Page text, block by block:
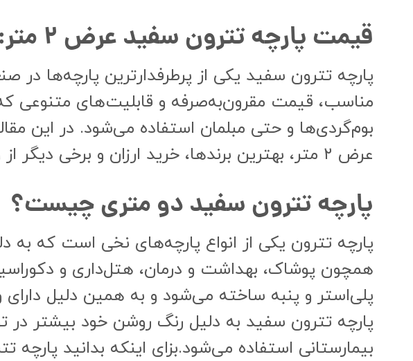
قیمت پارچه تترون سفید عرض ۲ متر: ۶۶۰۰۰ تومان
پارچه تترون سفید یکی از پرطرفدارترین پارچه‌ها
مناسب، قیمت مقرون‌به‌صرفه و قابلیت‌های متنوعی که
بوم‌گردی‌ها و حتی مبلمان استفاده می‌شود. در این
عرض ۲ متر، بهترین برندها، خرید ارزان و برخی دیگر از ویژگی‌های آن پرداخته خواهد شد.
پارچه تترون سفید دو متری چیست؟
پارچه تترون یکی از انواع پارچه‌های نخی است که
همچون پوشاک، بهداشت و درمان، هتل‌داری و
پلی‌استر و پنبه ساخته می‌شود و به همین دلیل
پارچه تترون سفید به دلیل رنگ روشن خود بیشتر در
بیمارستانی استفاده می‌شود.بزای اینکه بدانید